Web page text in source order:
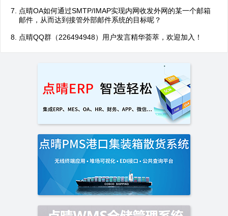
点晴OA如何通过SMTP/IMAP实现内网收发外网的某一个邮箱
邮件，从而达到接管外部邮件系统的目标呢？
点晴QQ群（226494948）用户发言精华荟萃，欢迎加入！